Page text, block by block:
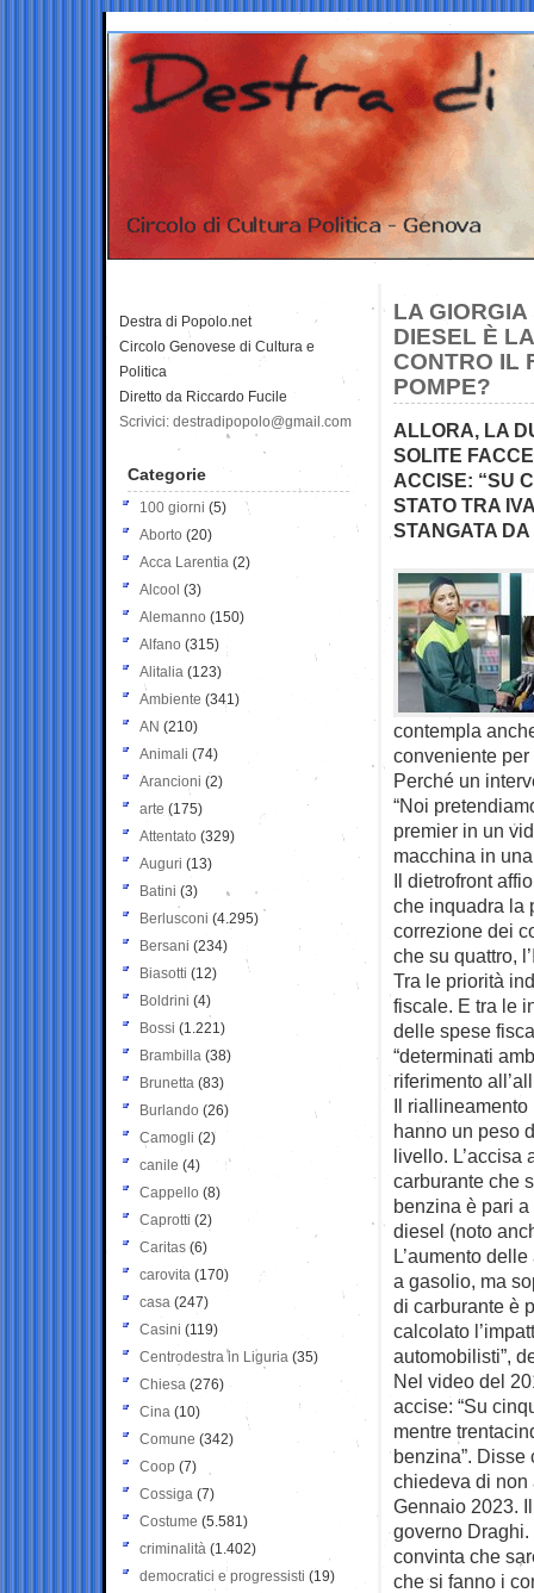
LA
DIESEL È
CONTRO IL
POMPE?
ALLORA, LA
SOLITE
ACCISE: “SU
STATO TRA
STANGATA
contempla
conveniente
Perché un
“Noi
premier in un
macchina in
Il dietrofront
che inquadra la
correzione dei
che su quattro,
Tra le priorità
fiscale. E tra le
delle spese
“determinati
riferimento
Il
hanno un peso
livello. L’accisa
carburante che
benzina è pari
diesel (noto
L’aumento
a gasolio, ma
di carburante è
calcolato
automobilisti”,
Nel video del
accise: “Su
mentre
benzina”. Disse
chiedeva di non
Gennaio 2023.
governo
convinta che
che si fanno i
Destra di Popolo.net
Circolo Genovese di Cultura e
Politica
Diretto da Riccardo Fucile
Scrivici: destradipopolo@gmail.com
Categorie
100 giorni (5)
Aborto (20)
Acca Larentia (2)
Alcool (3)
Alemanno (150)
Alfano (315)
Alitalia (123)
Ambiente (341)
AN (210)
Animali (74)
Arancioni (2)
arte (175)
Attentato (329)
Auguri (13)
Batini (3)
Berlusconi (4.295)
Bersani (234)
Biasotti (12)
Boldrini (4)
Bossi (1.221)
Brambilla (38)
Brunetta (83)
Burlando (26)
Camogli (2)
canile (4)
Cappello (8)
Caprotti (2)
Caritas (6)
carovita (170)
casa (247)
Casini (119)
Centrodestra in Liguria (35)
Chiesa (276)
Cina (10)
Comune (342)
Coop (7)
Cossiga (7)
Costume (5.581)
criminalità (1.402)
democratici e progressisti (19)